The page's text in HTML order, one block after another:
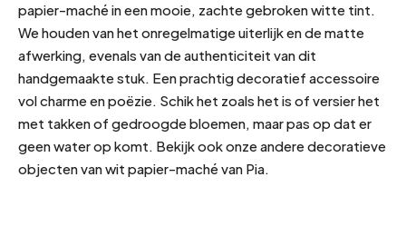
papier-maché in een mooie, zachte gebroken witte tint.
We houden van het onregelmatige uiterlijk en de matte
afwerking, evenals van de authenticiteit van dit
handgemaakte stuk. Een prachtig decoratief accessoire
vol charme en poëzie. Schik het zoals het is of versier het
met takken of gedroogde bloemen, maar pas op dat er
geen water op komt. Bekijk ook onze andere decoratieve
objecten van wit papier-maché van Pia.